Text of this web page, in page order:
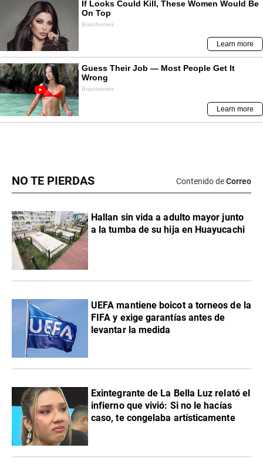
NO TE PIERDAS Contenido deCorreo
Hallan sin vida a adulto mayor junto
a la tumba de su hija en Huayucachi
UEFA mantiene boicot a torneos de la
FIFA y exige garantías antes de
levantar la medida
Exintegrante de La Bella Luz relató el
infierno que vivió: Si no le hacías
caso, te congelaba artísticamente